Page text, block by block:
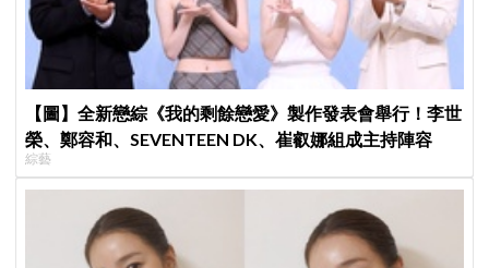
【圖】全新戀綜《我的剩餘戀愛》製作發表會舉行！李世
榮、鄭容和、SEVENTEEN DK、崔叡娜組成主持陣容
綜藝